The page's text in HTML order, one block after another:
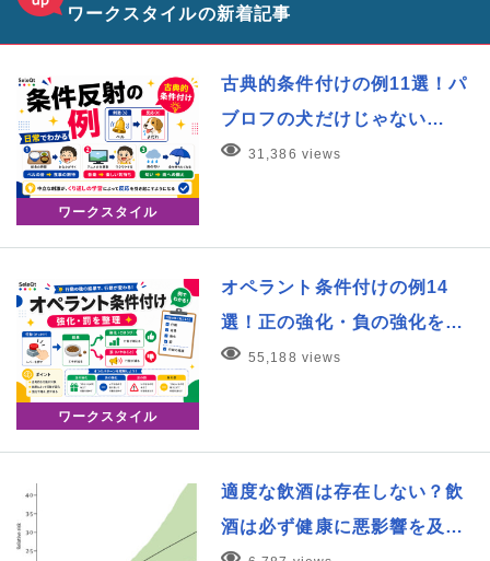
ワークスタイルの新着記事
ワークスタイル
古典的条件付けの例11選！パ
ブロフの犬だけじゃない…
31,386 views
ワークスタイル
オペラント条件付けの例14
選！正の強化・負の強化を…
55,188 views
適度な飲酒は存在しない？飲
酒は必ず健康に悪影響を及…